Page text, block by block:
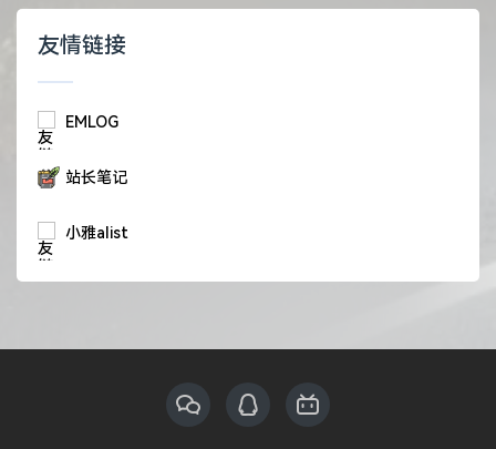
友情链接
EMLOG
站长笔记
小雅alist